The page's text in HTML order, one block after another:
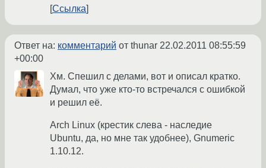
Ссылка
Ответ на: комментарий от thunar 22.02.2011 08:55:59
+00:00
Хм. Спешил с делами, вот и описал кратко.
Думал, что уже кто-то встречался с ошибкой
и решил её.
Arch Linux (крестик слева - наследие
Ubuntu, да, но мне так удобнее), Gnumeric
1.10.12.